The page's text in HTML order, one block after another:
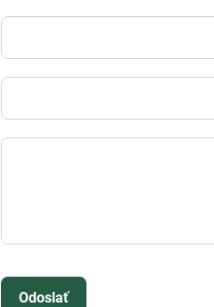
Odoslať